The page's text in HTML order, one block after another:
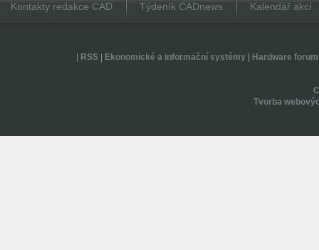
Kontakty redakce CAD Týdeník CADnews Kalendář akcí
RSS| Ekonomické a informační systémy| Hardware forum
Tvorba